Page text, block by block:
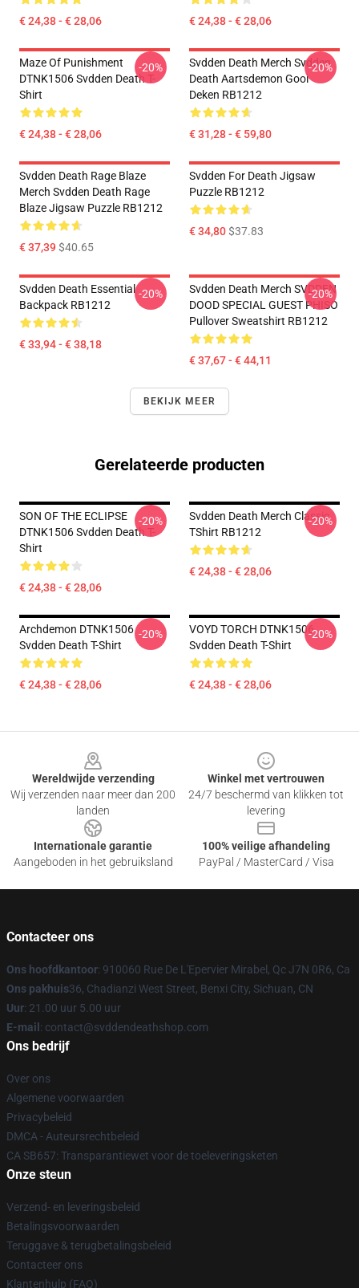
€ 24,38 - € 28,06 € 24,38 - € 28,06
Maze Of Punishment
DTNK1506 Svdden Death T-
Shirt
€ 24,38 - € 28,06
-20%
Svdden Death Merch Svdden
Death Aartsdemon Gooi
Deken RB1212
€ 31,28 - € 59,80
-20%
Svdden Death Rage Blaze
Merch Svdden Death Rage
Blaze Jigsaw Puzzle RB1212
€ 37,39$40.65
Svdden For Death Jigsaw
Puzzle RB1212
€ 34,80$37.83
Svdden Death Essential
Backpack RB1212
€ 33,94 - € 38,18
-20%
Svdden Death Merch SVDDEN
DOOD SPECIAL GUEST PHISO
Pullover Sweatshirt RB1212
€ 37,67 - € 44,11
-20%
BEKIJK MEER
Gerelateerde producten
SON OF THE ECLIPSE
DTNK1506 Svdden Death T-
Shirt
€ 24,38 - € 28,06
-20%
Svdden Death Merch Classic
TShirt RB1212
€ 24,38 - € 28,06
-20%
Archdemon DTNK1506
Svdden Death T-Shirt
€ 24,38 - € 28,06
-20%
VOYD TORCH DTNK1506
Svdden Death T-Shirt
€ 24,38 - € 28,06
-20%
Wereldwijde verzending
Wij verzenden naar meer dan 200
landen
Winkel met vertrouwen
24/7 beschermd van klikken tot
levering
Internationale garantie
Aangeboden in het gebruiksland
100% veilige afhandeling
PayPal / MasterCard / Visa
Contacteer ons
Ons hoofdkantoor: 910060 Rue De L'Epervier Mirabel, Qc J7N 0R6, Ca
Ons pakhuis36, Chadianzi West Street, Benxi City, Sichuan, CN
Uur: 21.00 uur 5.00 uur
E-mail : contact@svddendeathshop.com
Ons bedrijf
Over ons
Algemene voorwaarden
Privacybeleid
DMCA - Auteursrechtbeleid
CA SB657: Transparantiewet voor de toeleveringsketen
Onze steun
Verzend- en leveringsbeleid
Betalingsvoorwaarden
Teruggave & terugbetalingsbeleid
Contacteer ons
Klantenhulp (FAQ)